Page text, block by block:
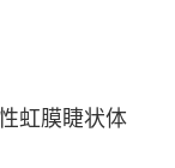
虹膜睫状体